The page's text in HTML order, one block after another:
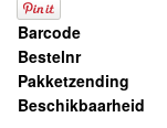
Barcode
Bestelnr
Pakketzending
Beschikbaarheid